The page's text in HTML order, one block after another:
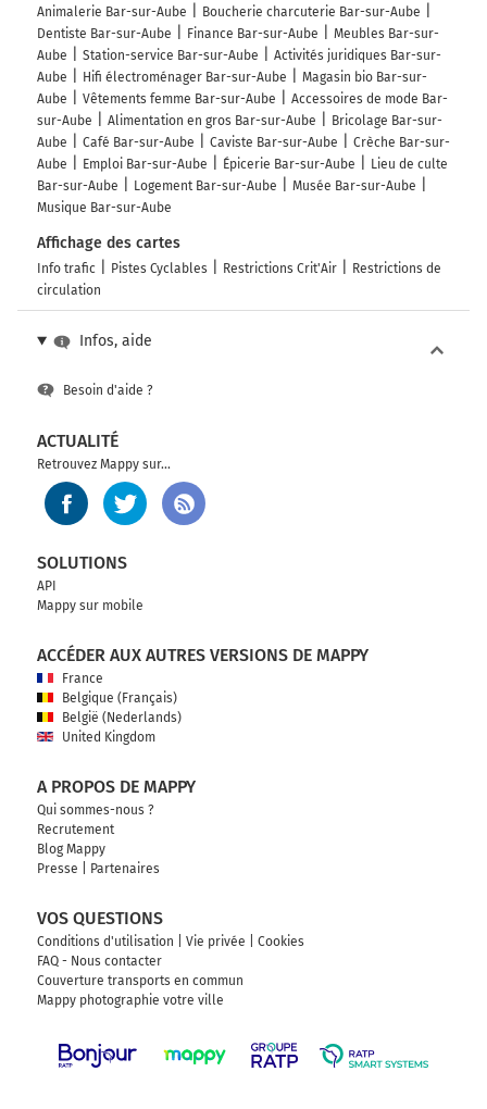
Animalerie Bar-sur-Aube
Boucherie charcuterie Bar-sur-Aube
Dentiste Bar-sur-Aube
Finance Bar-sur-Aube
Meubles Bar-sur-
Aube
Station-service Bar-sur-Aube
Activités juridiques Bar-sur-
Aube
Hifi électroménager Bar-sur-Aube
Magasin bio Bar-sur-
Aube
Vêtements femme Bar-sur-Aube
Accessoires de mode Bar-
sur-Aube
Alimentation en gros Bar-sur-Aube
Bricolage Bar-sur-
Aube
Café Bar-sur-Aube Caviste Bar-sur-Aube
Crèche Bar-sur-
Aube
Emploi Bar-sur-Aube Épicerie Bar-sur-Aube
Lieu de culte
Bar-sur-Aube
Logement Bar-sur-Aube
Musée Bar-sur-Aube
Musique Bar-sur-Aube
Affichage des cartes
Info trafic Pistes Cyclables Restrictions Crit'Air
Restrictions de
circulation
Infos, aide
Besoin d'aide ?
ACTUALITÉ
Retrouvez Mappy sur...
SOLUTIONS
API
Mappy sur mobile
ACCÉDER AUX AUTRES VERSIONS DE MAPPY
France
Belgique (Français)
België (Nederlands)
United Kingdom
A PROPOS DE MAPPY
Qui sommes-nous ?
Recrutement
Blog Mappy
Presse
Partenaires
VOS QUESTIONS
Conditions d'utilisation Vie privée
Cookies
FAQ - Nous contacter
Couverture transports en commun
Mappy photographie votre ville